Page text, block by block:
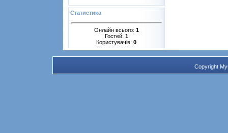
Статистика
Онлайн всього: 1
Гостей: 1
Користувачів: 0
Copyright